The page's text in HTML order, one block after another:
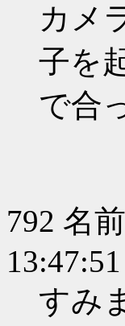
カメ
子を
で合
792 名前
すみ